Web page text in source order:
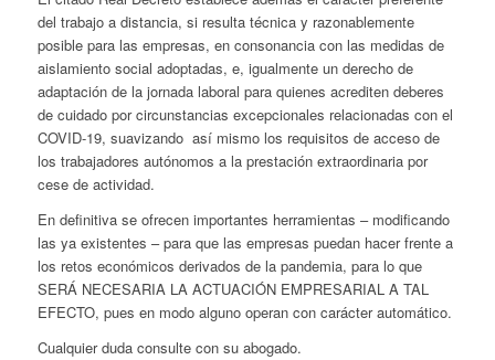
del trabajo a distancia, si resulta técnica y razonablemente
posible para las empresas, en consonancia con las medidas de
aislamiento social adoptadas, e, igualmente un derecho de
adaptación de la jornada laboral para quienes acrediten deberes
de cuidado por circunstancias excepcionales relacionadas con el
COVID-19, suavizando así mismo los requisitos de acceso de
los trabajadores autónomos a la prestación extraordinaria por
cese de actividad.
En definitiva se ofrecen importantes herramientas – modificando
las ya existentes – para que las empresas puedan hacer frente a
los retos económicos derivados de la pandemia, para lo que
SERÁ NECESARIA LA ACTUACIÓN EMPRESARIAL A TAL
EFECTO, pues en modo alguno operan con carácter automático.
Cualquier duda consulte con su abogado.